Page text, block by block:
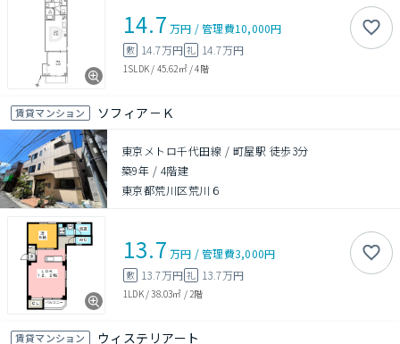
14.7 万円 /管理費10,000円
敷 14.7万円 礼 14.7万円
1SLDK / 45.62㎡/4階
賃貸マンション ソフィア－Ｋ
東京メトロ千代田線 / 町屋駅 徒歩3分
築9年 / 4階建
東京都荒川区荒川６
13.7 万円 /管理費3,000円
敷 13.7万円 礼 13.7万円
1LDK/38.03㎡ / 2階
賃貸マンション ウィステリアート